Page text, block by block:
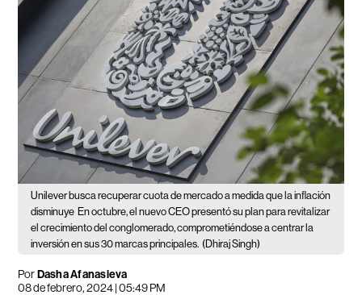
Unilever busca recuperar cuota de mercado a medida que la inflación
disminuye En octubre, el nuevo CEO presentó su plan para revitalizar
el crecimiento del conglomerado, comprometiéndose a centrar la
inversión en sus 30 marcas principales. (Dhiraj Singh)
PorDasha Afanasieva
08 de febrero, 2024 | 05:49 PM